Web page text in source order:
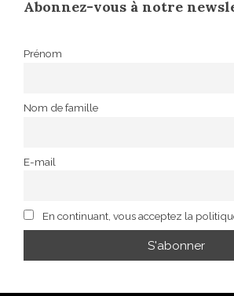
Abonnez-vous à notre
Prénom
Nom de famille
E-mail
En continuant, vous acceptez la